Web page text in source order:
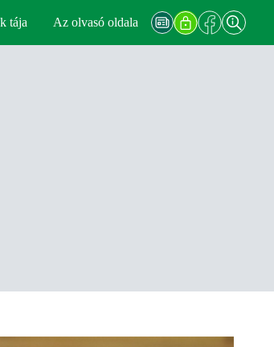
tája Az olvasó oldala